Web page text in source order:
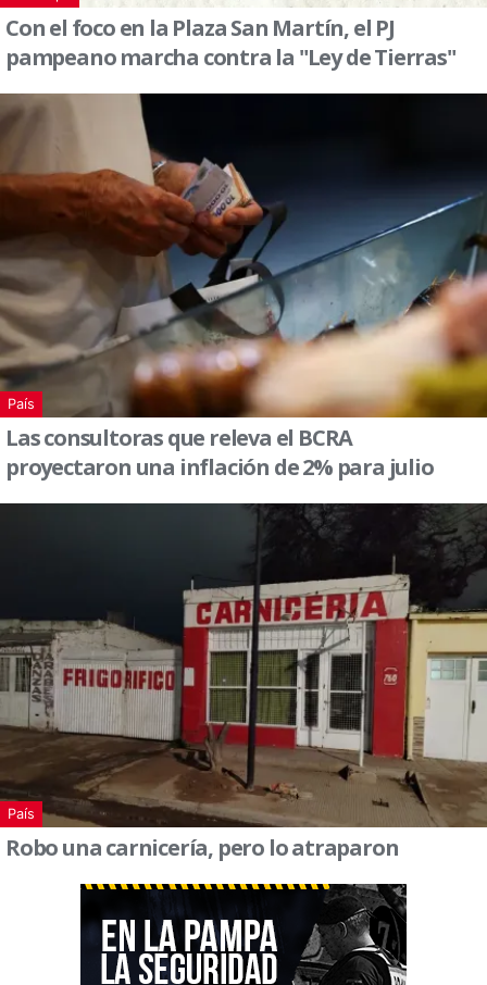
Con el foco en la Plaza San Martín, el PJ
pampeano marcha contra la "Ley de Tierras"
País
Las consultoras que releva el BCRA
proyectaron una inflación de 2% para julio
País
Robo una carnicería, pero lo atraparon